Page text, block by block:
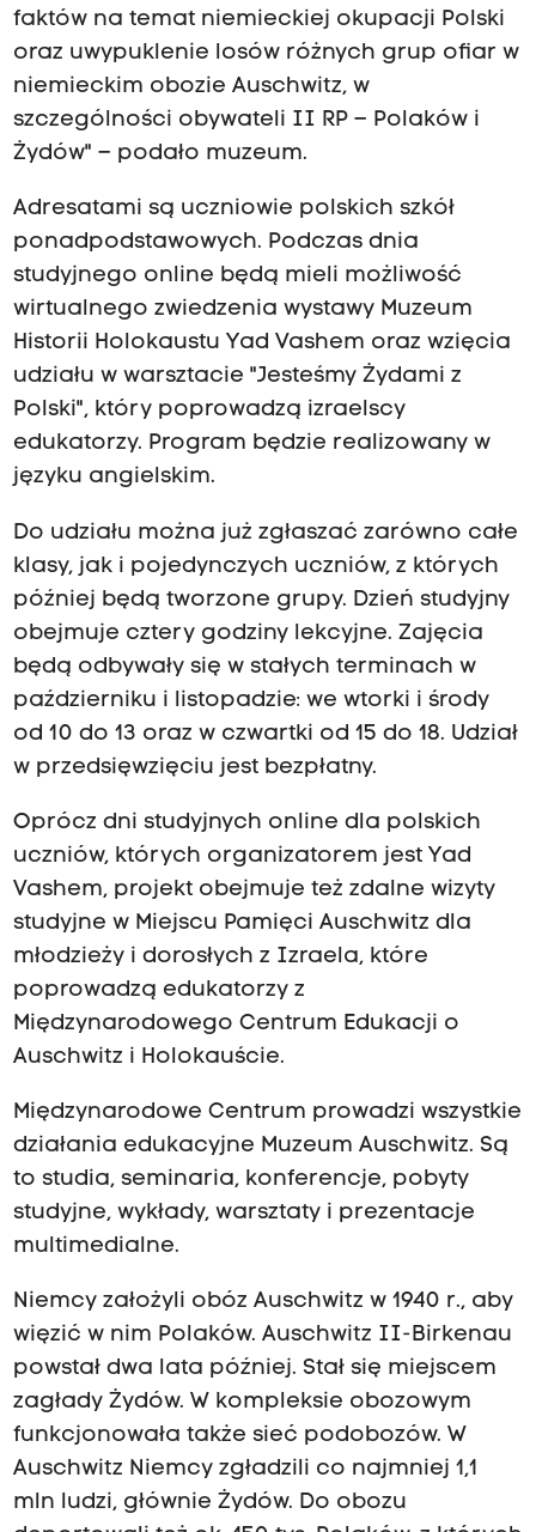
faktów na temat niemieckiej okupacji Polski
oraz uwypuklenie losów różnych grup ofiar w
niemieckim obozie Auschwitz, w
szczególności obywateli II RP – Polaków i
Żydów" – podało muzeum.
Adresatami są uczniowie polskich szkół
ponadpodstawowych. Podczas dnia
studyjnego online będą mieli możliwość
wirtualnego zwiedzenia wystawy Muzeum
Historii Holokaustu Yad Vashem oraz wzięcia
udziału w warsztacie "Jesteśmy Żydami z
Polski", który poprowadzą izraelscy
edukatorzy. Program będzie realizowany w
języku angielskim.
Do udziału można już zgłaszać zarówno całe
klasy, jak i pojedynczych uczniów, z których
później będą tworzone grupy. Dzień studyjny
obejmuje cztery godziny lekcyjne. Zajęcia
będą odbywały się w stałych terminach w
październiku i listopadzie: we wtorki i środy
od 10 do 13 oraz w czwartki od 15 do 18. Udział
w przedsięwzięciu jest bezpłatny.
Oprócz dni studyjnych online dla polskich
uczniów, których organizatorem jest Yad
Vashem, projekt obejmuje też zdalne wizyty
studyjne w Miejscu Pamięci Auschwitz dla
młodzieży i dorosłych z Izraela, które
poprowadzą edukatorzy z
Międzynarodowego Centrum Edukacji o
Auschwitz i Holokauście.
Międzynarodowe Centrum prowadzi wszystkie
działania edukacyjne Muzeum Auschwitz. Są
to studia, seminaria, konferencje, pobyty
studyjne, wykłady, warsztaty i prezentacje
multimedialne.
Niemcy założyli obóz Auschwitz w 1940 r., aby
więzić w nim Polaków. Auschwitz II-Birkenau
powstał dwa lata później. Stał się miejscem
zagłady Żydów. W kompleksie obozowym
funkcjonowała także sieć podobozów. W
Auschwitz Niemcy zgładzili co najmniej 1,1
mln ludzi, głównie Żydów. Do obozu